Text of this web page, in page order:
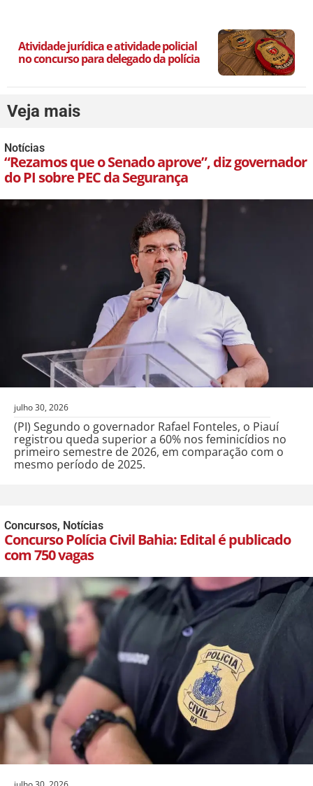
Atividade jurídica e atividade policial
no concurso para delegado da polícia
Veja mais
Notícias
“Rezamos que o Senado aprove”, diz governador
do PI sobre PEC da Segurança
julho 30, 2026
(PI) Segundo o governador Rafael Fonteles, o Piauí
registrou queda superior a 60% nos feminicídios no
primeiro semestre de 2026, em comparação com o
mesmo período de 2025.
Concursos, Notícias
Concurso Polícia Civil Bahia: Edital é publicado
com 750 vagas